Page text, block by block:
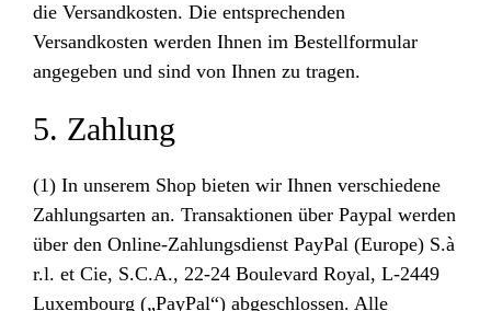
die Versandkosten. Die entsprechenden
Versandkosten werden Ihnen im Bestellformular
angegeben und sind von Ihnen zu tragen.
5. Zahlung
(1) In unserem Shop bieten wir Ihnen verschiedene
Zahlungsarten an. Transaktionen über Paypal werden
über den Online-Zahlungsdienst PayPal (Europe) S.à
r.l. et Cie, S.C.A., 22-24 Boulevard Royal, L-2449
Luxembourg („PayPal“) abgeschlossen. Alle